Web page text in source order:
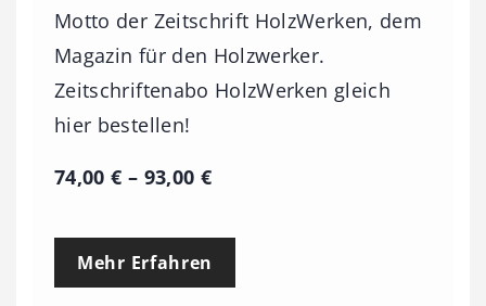
Motto der Zeitschrift HolzWerken, dem
Magazin für den Holzwerker.
Zeitschriftenabo HolzWerken gleich
hier bestellen!
74,00€ – 93,00 €P
e
Mehr Erfahren